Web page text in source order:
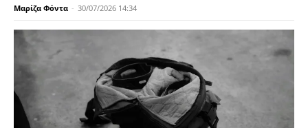
Μαρίζα Φόντα - 30/07/2026 14:34